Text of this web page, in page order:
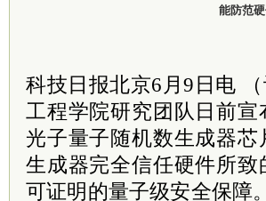
能防范
科技日报北京6月9日电
工程学院研究团队日前
光子量子随机数生成器
生成器完全信任硬件所
可证明的量子级安全保障